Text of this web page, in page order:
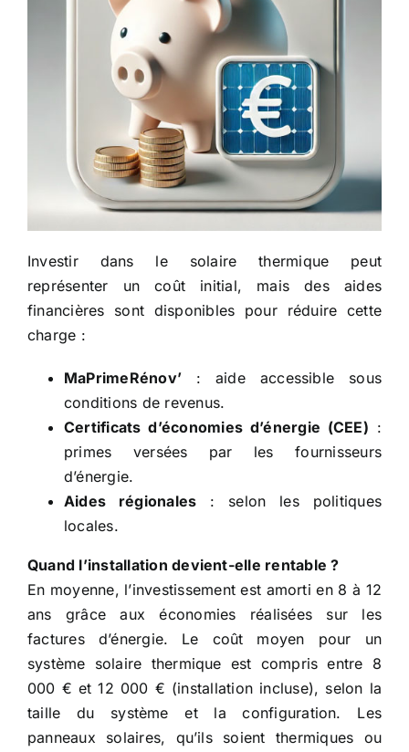
Investir dans le solaire thermique peut
représenter un coût initial, mais des aides
financières sont disponibles pour réduire cette
charge :
MaPrimeRénov’ : aide accessible sous
conditions de revenus.
Certificats d’économies d’énergie (CEE) :
primes versées par les fournisseurs
d’énergie.
Aides régionales : selon les politiques
locales.
Quand l’installation devient-elle rentable ?
En moyenne, l’investissement est amorti en 8 à 12
ans grâce aux économies réalisées sur les
factures d’énergie. Le coût moyen pour un
système solaire thermique est compris entre 8
000 € et 12 000 € (installation incluse), selon la
taille du système et la configuration. Les
panneaux solaires, qu’ils soient thermiques ou